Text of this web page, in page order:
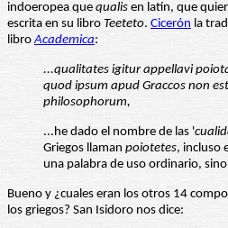
indoeropea que qualis en latín, que
escrita en su libro Teeteto. Cicerón la
libroAcademica:
...qualitates igitur appellavi
quod ipsum apud Graccos non
philosophorum,
...he dado el nombre de las '
Griegos llaman poiotetes, incluso
una palabra de uso ordinario,
Bueno y ¿cuales eran los otros 14
los griegos? San Isidoro nos dice: